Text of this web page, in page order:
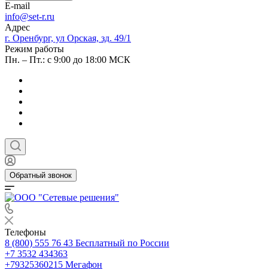
E-mail
info@set-r.ru
Адрес
г. Оренбург, ул Орская, зд. 49/1
Режим работы
Пн. – Пт.: с 9:00 до 18:00 МСК
Обратный звонок
Телефоны
8 (800) 555 76 43 Бесплатный по России
+7 3532 434363
+79325360215 Мегафон